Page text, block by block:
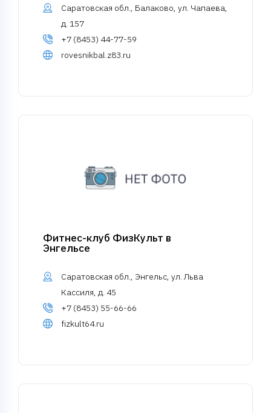
Саратовская обл., Балаково, ул. Чапаева,
д. 157
+7 (8453) 44-77-59
rovesnikbal.z83.ru
Фитнес-клуб ФизКульт в
Энгельсе
Саратовская обл., Энгельс, ул. Льва
Кассиля, д. 45
+7 (8453) 55-66-66
fizkult64.ru